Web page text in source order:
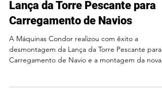
Lança da Torre Pescante para
Carregamento de Navios
A Máquinas Condor realizou com êxito a
desmontagem da Lança da Torre Pescante para
Carregamento de Navio e a montagem da nova